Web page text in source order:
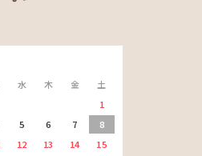
水 木 金
土
1
5 6 7
8
12 13 14
15